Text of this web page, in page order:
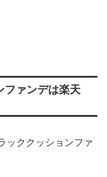
ァンデは楽天
ッククッションファ